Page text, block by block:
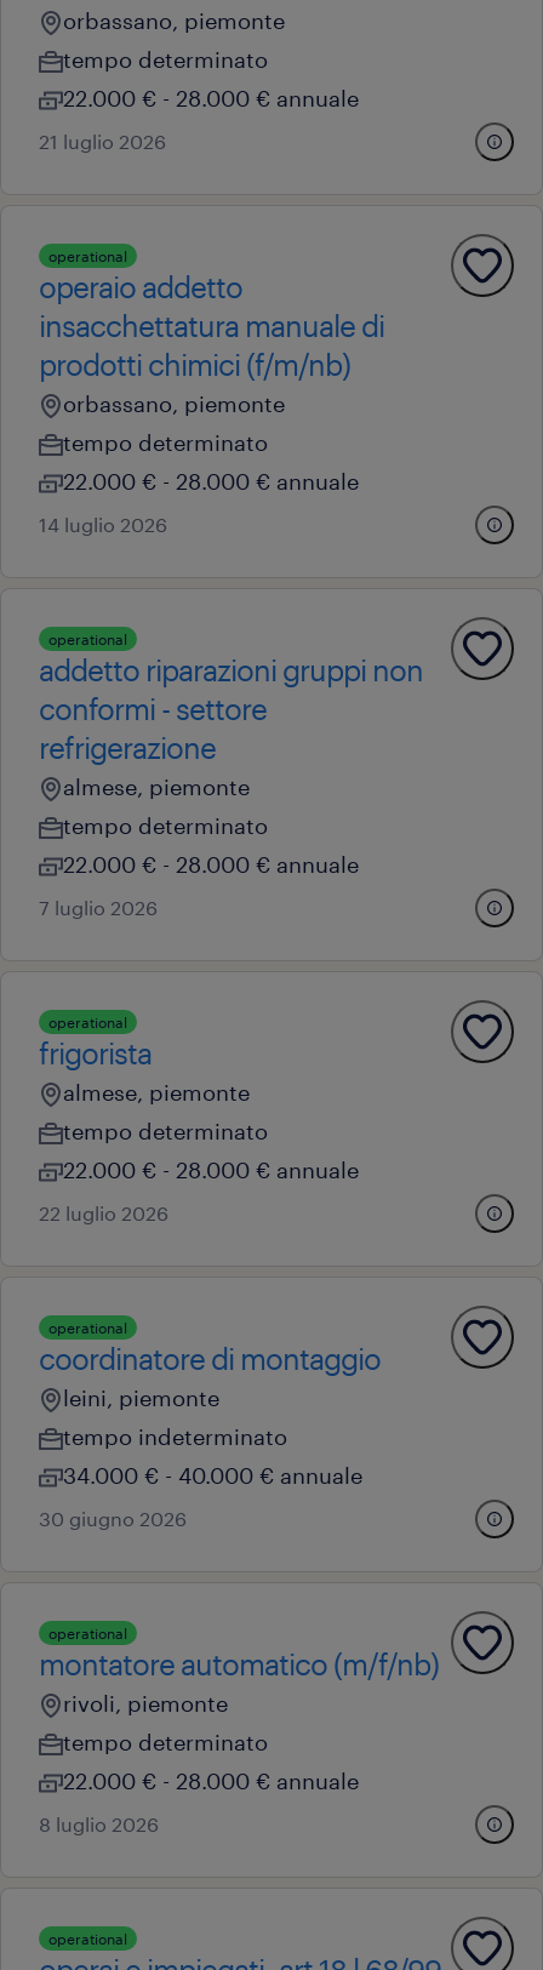
orbassano, piemonte
tempo determinato
22.000 € - 28.000 € annuale
21 luglio 2026
operational
operaio addetto
insacchettatura manuale di
prodotti chimici (f/m/nb)
orbassano, piemonte
tempo determinato
22.000 € - 28.000 € annuale
14 luglio 2026
operational
addetto riparazioni gruppi non
conformi - settore
refrigerazione
almese, piemonte
tempo determinato
22.000 € - 28.000 € annuale
7 luglio 2026
operational
frigorista
almese, piemonte
tempo determinato
22.000 € - 28.000 € annuale
22 luglio 2026
operational
coordinatore di montaggio
leini, piemonte
tempo indeterminato
34.000 € - 40.000 € annuale
30 giugno 2026
operational
montatore automatico (m/f/nb)
rivoli, piemonte
tempo determinato
22.000 € - 28.000 € annuale
8 luglio 2026
operational